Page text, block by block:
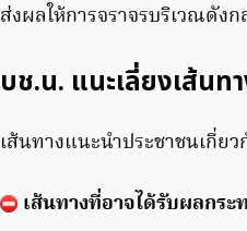
ส่งผลให้การจราจรบริเวณดั
บช.น. แนะเลี่ยงเส้นท
เส้นทางแนะนำประชาชนเกี่ย
เส้นทางที่อาจได้รับผลกร